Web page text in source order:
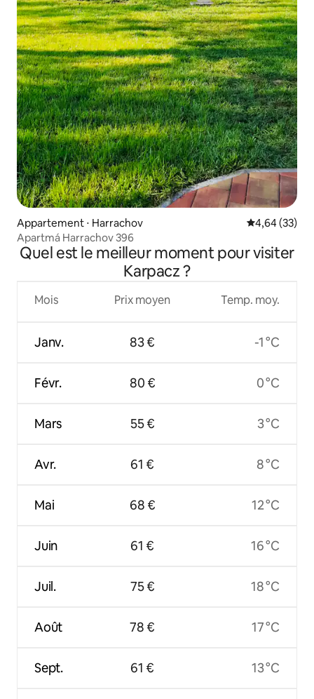
Appartement ⋅ Harrachov Évaluation
4,64 (33)
Apartmá Harrachov 396
Quel est le meilleur moment pour visiter
Karpacz ?
Mois
Janv.
Févr.
Mars
Avr.
Mai
Juin
Juil.
Août
Sept.
Prix moyen
83 €
80 €
55 €
61 €
68 €
61 €
75 €
78 €
61 €
Temp. moy.
-1 °C
0 °C
3 °C
8 °C
12 °C
16 °C
18 °C
17 °C
13 °C